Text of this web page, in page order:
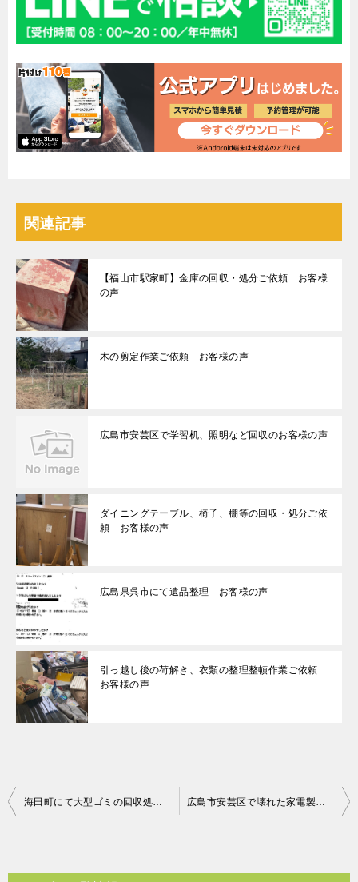
関連記事
【福山市駅家町】金庫の回収・処分ご依頼 お客様
の声
木の剪定作業ご依頼 お客様の声
広島市安芸区で学習机、照明など回収のお客様の声
ダイニングテーブル、椅子、棚等の回収・処分ご依
頼 お客様の声
広島県呉市にて遺品整理 お客様の声
引っ越し後の荷解き、衣類の整理整頓作業ご依頼
お客様の声
投
ビ
海田町にて大型ゴミの回収処分 お客様の声 広島市安芸区で壊れた家電製品回収のご依頼 お客様の声